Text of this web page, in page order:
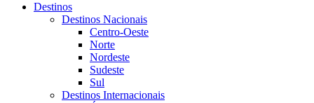
Destinos
Destinos Nacionais
Centro-Oeste
Norte
Nordeste
Sudeste
Sul
Destinos Internacionais